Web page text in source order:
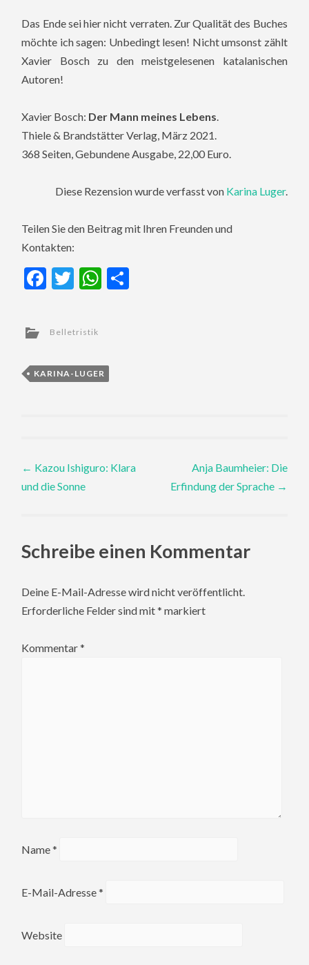
Das Ende sei hier nicht verraten. Zur Qualität des Buches
möchte ich sagen: Unbedingt lesen! Nicht umsonst zählt
Xavier Bosch zu den meistgelesenen katalanischen
Autoren!
Xavier Bosch: Der Mann meines Lebens
Thiele & Brandstätter Verlag, März 2021.
368 Seiten, Gebundene Ausgabe, 22,00 Euro.
Diese Rezension wurde verfasst von Karina Luger.
Teilen Sie den Beitrag mit Ihren Freunden und
Kontakten:
Facebook
TwitterWhatsApp
Belletristik
KARINA-LUGER
Post
← Kazou Ishiguro: Klara
und die Sonne
Anja Baumheier: Die
Erfindung der Sprache →
Schreibe einen Kommentar
Deine E-Mail-Adresse wird nicht veröffentlicht.
Erforderliche Felder sind mit* markiert
Kommentar*
Name*
E-Mail-Adresse*
Website